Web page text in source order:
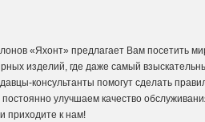
«Яхонт» предлагает Вам посетить
изделий, где даже самый
консультанты помогут сделать
улучшаем качество
приходите к нам!